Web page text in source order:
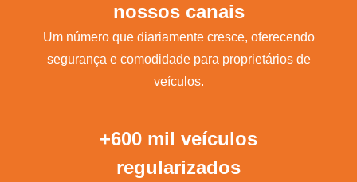
nossos canais
Um número que diariamente cresce, oferecendo
segurança e comodidade para proprietários de
veículos.
+600 mil veículos
regularizados